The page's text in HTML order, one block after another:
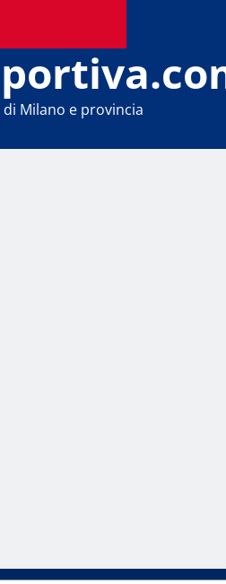
Milano e provincia